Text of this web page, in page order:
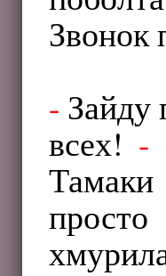
Звонок
- Зайду
всех! -